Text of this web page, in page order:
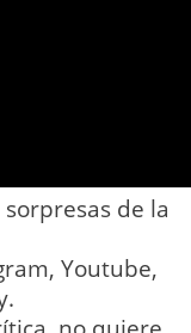
de la
Youtube,